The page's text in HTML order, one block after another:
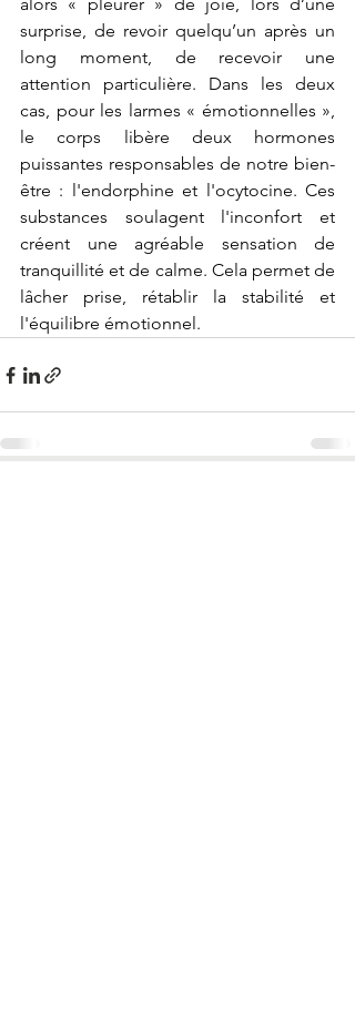
surprise, de revoir quelqu’un après un
long moment, de recevoir une
attention particulière. Dans les deux
cas, pour les larmes « émotionnelles »,
le corps libère deux hormones
puissantes responsables de notre bien-
être : l'endorphine et l'ocytocine. Ces
substances soulagent l'inconfort et
créent une agréable sensation de
tranquillité et de calme. Cela permet de
lâcher prise, rétablir la stabilité et
l'équilibre émotionnel.